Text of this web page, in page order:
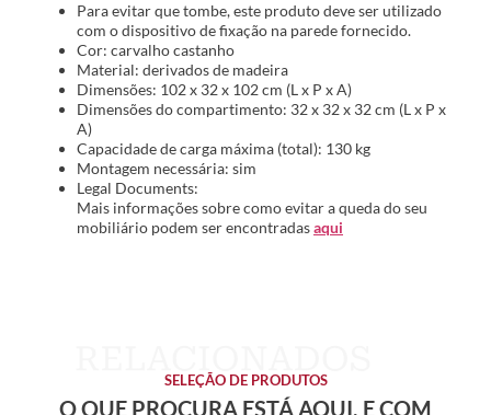
Para evitar que tombe, este produto deve ser utilizado
com o dispositivo de fixação na parede fornecido.
Cor: carvalho castanho
Material: derivados de madeira
Dimensões: 102 x 32 x 102 cm (L x P x A)
Dimensões do compartimento: 32 x 32 x 32 cm (L x P x
A)
Capacidade de carga máxima (total): 130 kg
Montagem necessária: sim
Legal Documents:
Mais informações sobre como evitar a queda do seu
mobiliário podem ser encontradasaqui
SELEÇÃO DE PRODUTOS
O QUE PROCURA ESTÁ AQUI, E COM